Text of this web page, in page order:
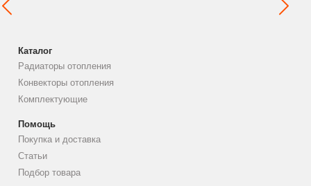
Каталог
Радиаторы отопления
Конвекторы отопления
Комплектующие
Помощь
Покупка и доставка
Статьи
Подбор товара